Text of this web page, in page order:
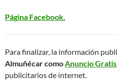
Página Facebook.
Para finalizar, la información
Almuñécar comoAnuncio Gratis
publicitarios de internet.